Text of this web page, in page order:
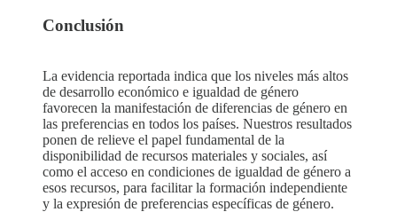
Conclusión
La evidencia reportada indica que los niveles más altos
de desarrollo económico e igualdad de género
favorecen la manifestación de diferencias de género en
las preferencias en todos los países. Nuestros resultados
ponen de relieve el papel fundamental de la
disponibilidad de recursos materiales y sociales, así
como el acceso en condiciones de igualdad de género a
esos recursos, para facilitar la formación independiente
y la expresión de preferencias específicas de género.